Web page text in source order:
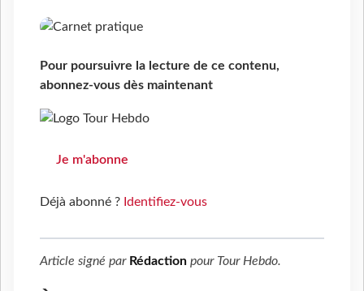
Pour poursuivre la lecture de ce contenu,
abonnez-vous dès maintenant
Je m'abonne
Déjà abonné ? Identifiez-vous
Article signé par Rédaction pour Tour Hebdo.